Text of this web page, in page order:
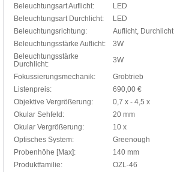
Beleuchtungsart Auflicht:
LED
Beleuchtungsart Durchlicht:
LED
Beleuchtungsrichtung:
Auflicht, Durchlicht
Beleuchtungsstärke Auflicht:
3W
Beleuchtungsstärke
Durchlicht:
3W
Fokussierungsmechanik:
Grobtrieb
Listenpreis:
690,00 €
Objektive Vergrößerung:
0,7 x - 4,5 x
Okular Sehfeld:
20 mm
Okular Vergrößerung:
10 x
Optisches System:
Greenough
Probenhöhe [Max]:
140 mm
Produktfamilie:
OZL-46